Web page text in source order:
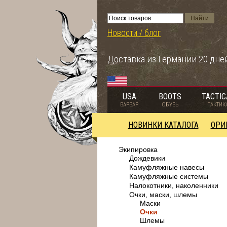
Новости / блог
Доставка из Германии 20
USA
ВАРВАР
BOOTS
ОБУВЬ
НОВИНКИ КАТАЛОГА
Экипировка
Дождевики
Камуфляжные навесы
Камуфляжные системы
Налокотники, наколенники
Очки, маски, шлемы
Маски
Очки
Шлемы